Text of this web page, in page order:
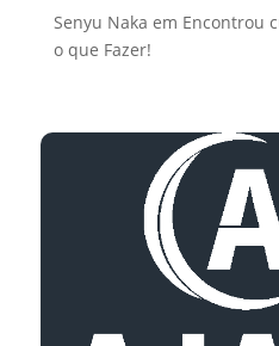
Senyu Naka em Encontrou
o que Fazer!